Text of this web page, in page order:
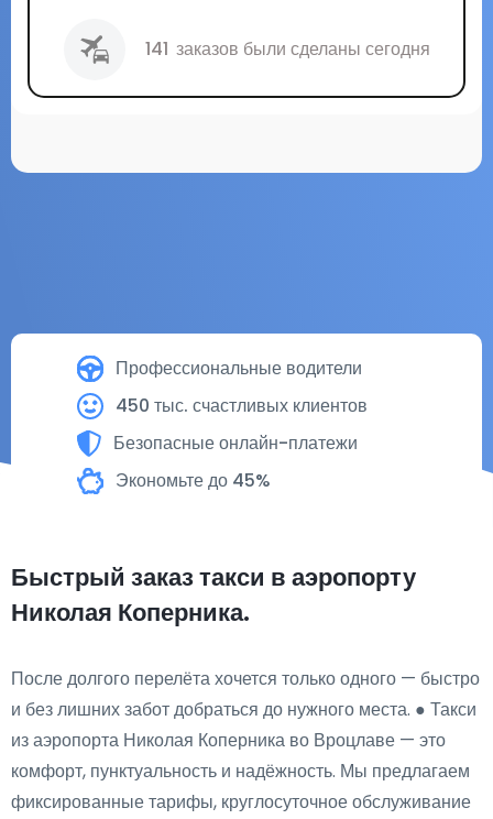
Профессиональные водители
450 тыс. счастливых клиентов
Безопасные онлайн-платежи
Экономьте до 45%
141 заказов были сделаны сегодня
Быстрый заказ такси в аэропорту
Николая Коперника.
После долгого перелёта хочется только одного — быстро
и без лишних забот добраться до нужного места. ● Такси
из аэропорта Николая Коперника во Вроцлаве — это
комфорт, пунктуальность и надёжность. Мы предлагаем
фиксированные тарифы, круглосуточное обслуживание